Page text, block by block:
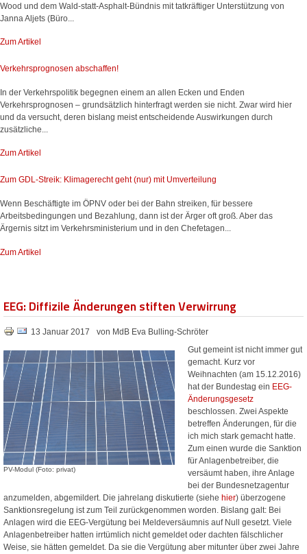
Wood und dem Wald-statt-Asphalt-Bündnis mit tatkräftiger Unterstützung von
Janna Aljets (Büro...
Zum Artikel
Verkehrsprognosen abschaffen!
In der Verkehrspolitik begegnen einem an allen Ecken und Enden
Verkehrsprognosen – grundsätzlich hinterfragt werden sie nicht. Zwar wird hier
und da versucht, deren bislang meist entscheidende Auswirkungen durch
zusätzliche...
Zum Artikel
Zum GDL-Streik: Klimagerecht geht (nur) mit Umverteilung
Wenn Beschäftigte im ÖPNV oder bei der Bahn streiken, für bessere
Arbeitsbedingungen und Bezahlung, dann ist der Ärger oft groß. Aber das
Ärgernis sitzt im Verkehrsministerium und in den Chefetagen...
Zum Artikel
EEG: Diffizile Änderungen stiften Verwirrung
13 Januar 2017 von MdB Eva Bulling-Schröter
PV-Modul (Foto: privat)
Gut gemeint ist nicht immer gut
gemacht. Kurz vor
Weihnachten (am 15.12.2016)
hat der Bundestag ein EEG-
Änderungsgesetz
beschlossen. Zwei Aspekte
betreffen Änderungen, für die
ich mich stark gemacht hatte.
Zum einen wurde die Sanktion
für Anlagenbetreiber, die
versäumt haben, ihre Anlage
bei der Bundesnetzagentur
anzumelden, abgemildert. Die jahrelang diskutierte (siehe hier) überzogene
Sanktionsregelung ist zum Teil zurückgenommen worden. Bislang galt: Bei
Anlagen wird die EEG-Vergütung bei Meldeversäumnis auf Null gesetzt. Viele
Anlagenbetreiber hatten irrtümlich nicht gemeldet oder dachten fälschlicher
Weise, sie hätten gemeldet. Da sie die Vergütung aber mitunter über zwei Jahre